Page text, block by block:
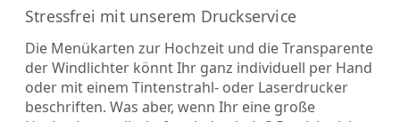
Stressfrei mit unserem Druckservice
Die Menükarten zur Hochzeit und die Transparente
der Windlichter könnt Ihr ganz individuell per Hand
oder mit einem Tintenstrahl- oder Laserdrucker
beschriften. Was aber, wenn Ihr eine große